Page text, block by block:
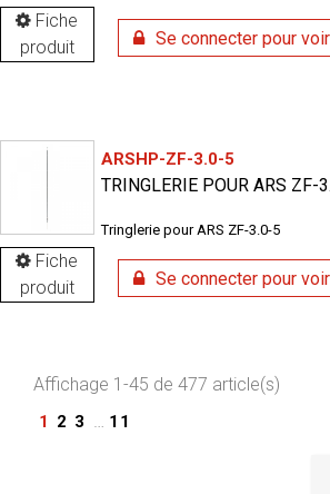
Fiche
produit
Se connecter pour
Fiche
produit
ARSHP-ZF-3.0-5
TRINGLERIE POUR ARS ZF-
Tringlerie pour ARS ZF-3.0-5
Se connecter pour
Affichage 1-45 de 477 article(s)
1 2 3 11